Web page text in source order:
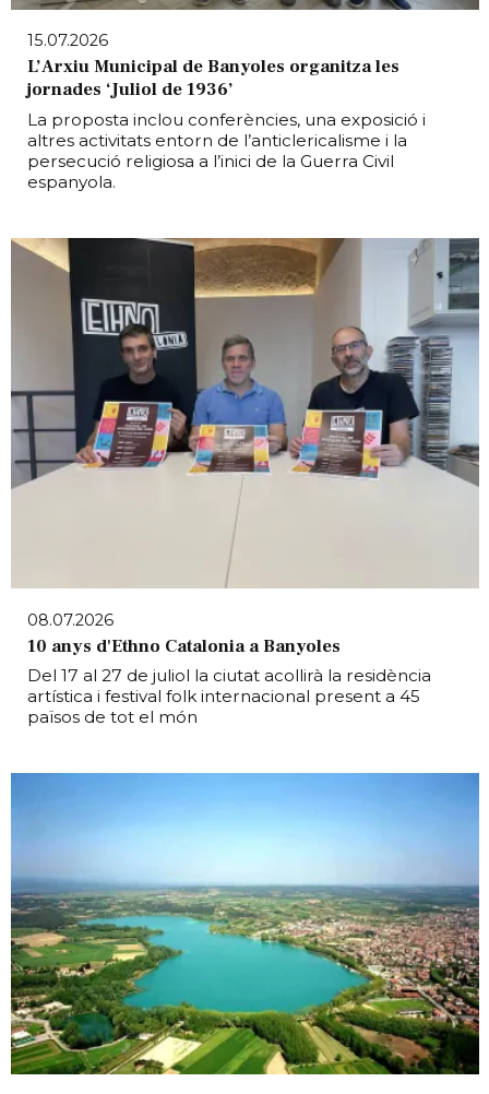
15.07.2026
L’Arxiu Municipal de Banyoles organitza les
jornades ‘Juliol de 1936’
La proposta inclou conferències, una exposició i
altres activitats entorn de l’anticlericalisme i la
persecució religiosa a l’inici de la Guerra Civil
espanyola.
08.07.2026
10 anys d'Ethno Catalonia a Banyoles
Del 17 al 27 de juliol la ciutat acollirà la residència
artística i festival folk internacional present a 45
països de tot el món